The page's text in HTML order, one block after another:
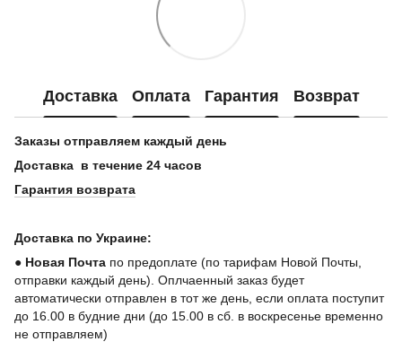
Доставка Оплата Гарантия Возврат
Заказы отправляем каждый день
Доставка в течение 24 часов
Гарантия возврата
Доставка по Украине:
● Новая Почта по предоплате (по тарифам Новой Почты,
отправки каждый день). Оплчаенный заказ будет
автоматически отправлен в тот же день, если оплата поступит
до 16.00 в будние дни (до 15.00 в сб. в воскресенье временно
не отправляем)